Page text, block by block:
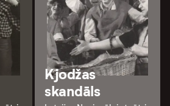
Kjodžas
skandāls